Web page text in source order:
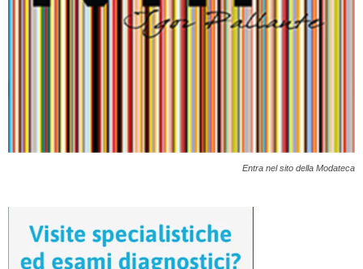
Entra nel sito della Modateca